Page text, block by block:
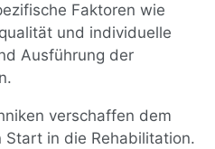
Faktoren wie
qualität und individuelle
Ausführung der
verschaffen dem
in die Rehabilitation.